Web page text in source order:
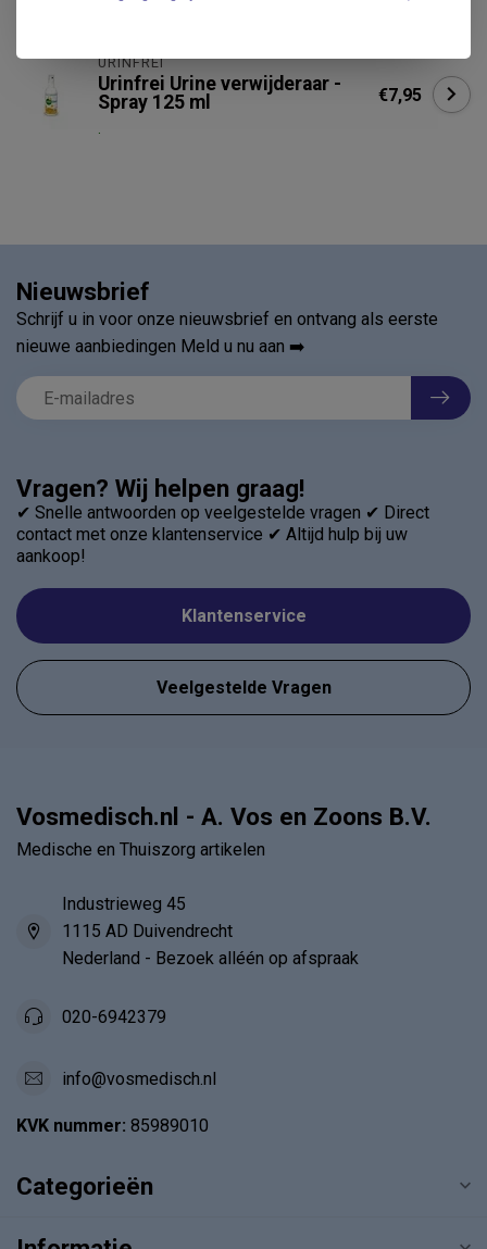
URINFREI
Urinfrei Urine verwijderaar -
Spray 125 ml
.
€7,95
Vragen? Wij helpen graag!
✔ Snelle antwoorden op veelgestelde vragen ✔ Direct
contact met onze klantenservice ✔ Altijd hulp bij uw
aankoop!
Klantenservice
Veelgestelde Vragen
Nieuwsbrief
Schrijf u in voor onze nieuwsbrief en ontvang als eerste
nieuwe aanbiedingen Meld u nu aan ➡️
Vosmedisch.nl - A. Vos en Zoons B.V.
Medische en Thuiszorg artikelen
Industrieweg 45
1115 AD Duivendrecht
Nederland - Bezoek alléén op afspraak
020-6942379
info@vosmedisch.nl
KVK nummer: 85989010
Categorieën